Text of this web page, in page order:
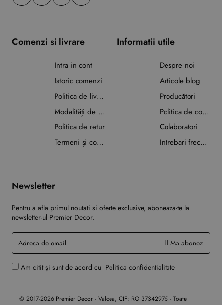
Comenzi si livrare
Intra in cont
Istoric comenzi
Politica de livrare
Modalități de plată
Politica de retur
Termeni și condiții
Informatii utile
Despre noi
Articole blog
Producători
Politica de confidențialitate
Colaboratori
Intrebari frecvente
Newsletter
Pentru a afla primul noutati si oferte exclusive, aboneaza-te la
newsletter-ul Premier Decor.
Adresa
de
email
Ma abonez
Am citit şi sunt de acord cu Politica confidentialitate
© 2017-2026 Premier Decor - Valcea, CIF: RO 37342975 - Toate